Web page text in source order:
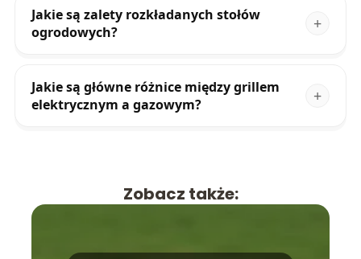
Jakie są zalety rozkładanych stołów
ogrodowych?
Jakie są główne różnice między grillem
elektrycznym a gazowym?
Zobacz także: